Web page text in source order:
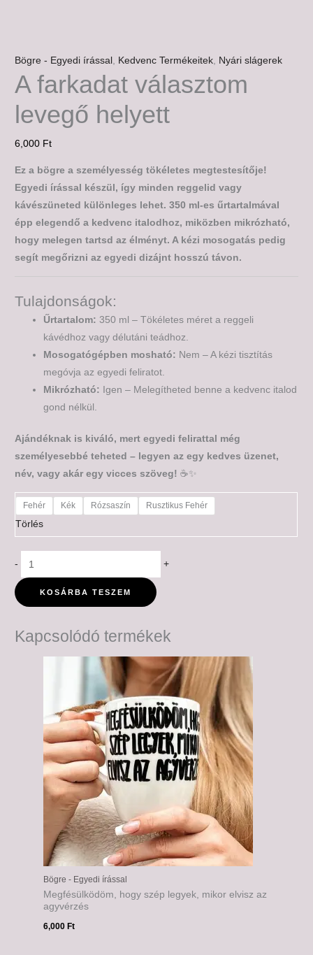
Bögre - Egyedi írással , Kedvenc Termékeitek, Nyári slágerek
A farkadat választom
levegő helyett
6,000 Ft
Ez a bögre a személyesség tökéletes megtestesítője!
Egyedi írással készül, így minden reggelid vagy
kávészüneted különleges lehet. 350 ml-es űrtartalmával
épp elegendő a kedvenc italodhoz, miközben mikrózható,
hogy melegen tartsd az élményt. A kézi mosogatás pedig
segít megőrizni az egyedi dizájnt hosszú távon.
Tulajdonságok:
Űrtartalom: 350 ml – Tökéletes méret a reggeli
kávédhoz vagy délutáni teádhoz.
Mosogatógépben mosható: Nem – A kézi tisztítás
megóvja az egyedi feliratot.
Mikrózható: Igen – Melegítheted benne a kedvenc italod
gond nélkül.
Ajándéknak is kiváló, mert egyedi felirattal még
személyesebbé teheted – legyen az egy kedves üzenet,
név, vagy akár egy vicces szöveg! ☕✨
Fehér Kék Rózsaszín Rusztikus Fehér
Törlés
- +
KOSÁRBA TESZEM
Kapcsolódó termékek
Bögre - Egyedi írással
Megfésülködöm, hogy szép legyek, mikor elvisz az
agyvérzés
6,000Ft